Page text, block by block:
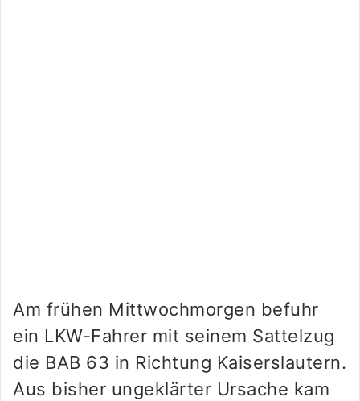
Am frühen Mittwochmorgen befuhr
ein LKW-Fahrer mit seinem Sattelzug
die BAB 63 in Richtung Kaiserslautern.
Aus bisher ungeklärter Ursache kam